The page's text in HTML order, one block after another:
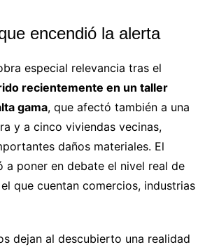
encendió la alerta
especial relevancia tras el
recientemente en un taller
gama, que afectó también a una
y a cinco viviendas vecinas,
daños materiales. El
a poner en debate el nivel real de
que cuentan comercios, industrias
dejan al descubierto una realidad